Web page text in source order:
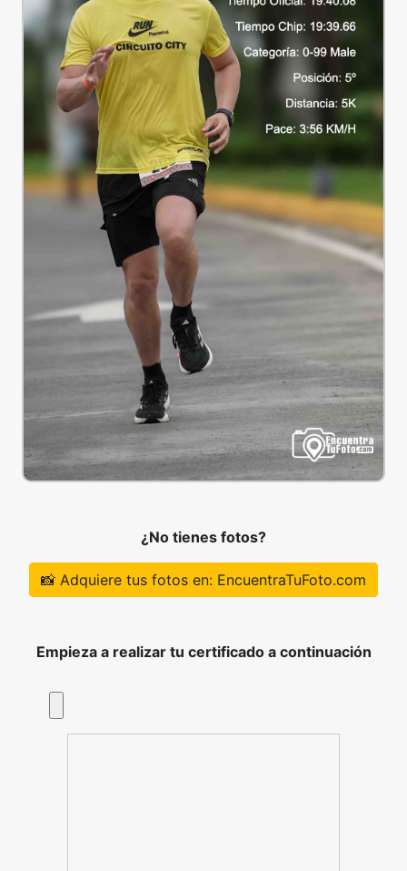
¿No tienes fotos?
📸 Adquiere tus fotos en: EncuentraTuFoto.com
Empieza a realizar tu certificado a continuación